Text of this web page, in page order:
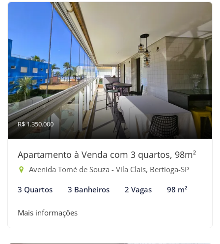
R$ 1.350.000
Apartamento à Venda com 3 quartos, 98m²
Avenida Tomé de Souza - Vila Clais, Bertioga-SP
3 Quartos 3 Banheiros 2 Vagas 98 m²
Mais informações